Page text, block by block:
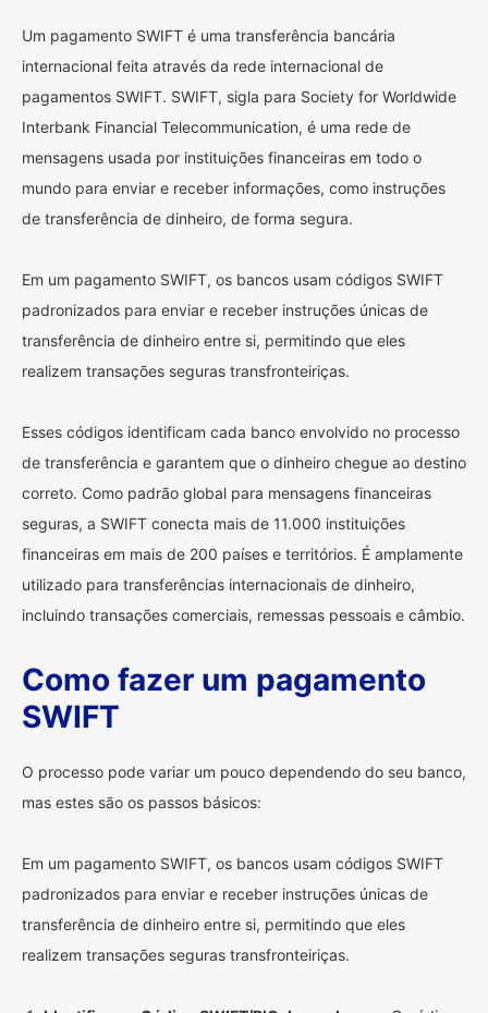
Um pagamento SWIFT é uma transferência bancária
internacional feita através da rede internacional de
pagamentos SWIFT. SWIFT, sigla para Society for Worldwide
Interbank Financial Telecommunication, é uma rede de
mensagens usada por instituições financeiras em todo o
mundo para enviar e receber informações, como instruções
de transferência de dinheiro, de forma segura.
Em um pagamento SWIFT, os bancos usam códigos SWIFT
padronizados para enviar e receber instruções únicas de
transferência de dinheiro entre si, permitindo que eles
realizem transações seguras transfronteiriças.
Esses códigos identificam cada banco envolvido no processo
de transferência e garantem que o dinheiro chegue ao destino
correto. Como padrão global para mensagens financeiras
seguras, a SWIFT conecta mais de 11.000 instituições
financeiras em mais de 200 países e territórios. É amplamente
utilizado para transferências internacionais de dinheiro,
incluindo transações comerciais, remessas pessoais e câmbio.
Como fazer um pagamento
SWIFT
O processo pode variar um pouco dependendo do seu banco,
mas estes são os passos básicos:
Em um pagamento SWIFT, os bancos usam códigos SWIFT
padronizados para enviar e receber instruções únicas de
transferência de dinheiro entre si, permitindo que eles
realizem transações seguras transfronteiriças.